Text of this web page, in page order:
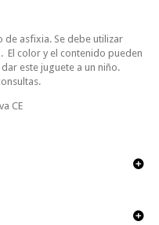
de asfixia. Se debe utilizar
El color y el contenido pueden
este juguete a un niño.
CE